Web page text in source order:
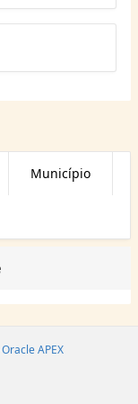
Município
Oracle APEX